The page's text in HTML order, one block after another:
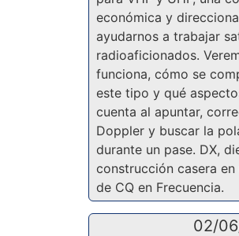
económica y
ayudarnos a trabajar
radioaficionados.
funciona, cómo se
este tipo y qué
cuenta al apuntar,
Doppler y buscar la
durante un pase. DX,
construcción casera
de CQ en Frecuencia.
02/